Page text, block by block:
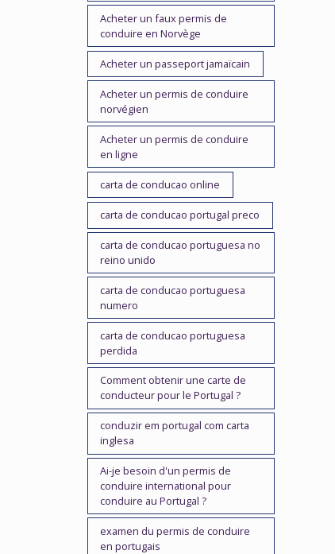
Acheter un faux permis de
conduire en Norvège
Acheter un passeport jamaïcain
Acheter un permis de conduire
norvégien
Acheter un permis de conduire
en ligne
carta de conducao online
carta de conducao portugal preco
carta de conducao portuguesa no
reino unido
carta de conducao portuguesa
numero
carta de conducao portuguesa
perdida
Comment obtenir une carte de
conducteur pour le Portugal ?
conduzir em portugal com carta
inglesa
Ai-je besoin d'un permis de
conduire international pour
conduire au Portugal ?
examen du permis de conduire
en portugais